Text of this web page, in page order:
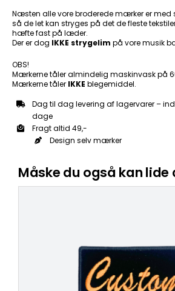
Næsten alle vore broderede mærker er
så de let kan stryges på det de fleste
hæfte fast på læder.
Der er dog IKKE strygelim på vore musik
OBS!
Mærkerne tåler almindelig maskinvask på
Mærkerne tåler IKKE blegemiddel.
Dag til dag levering af lagervarer –
dage
Fragt altid 49,-
Design selv mærker
Måske du også kan lide